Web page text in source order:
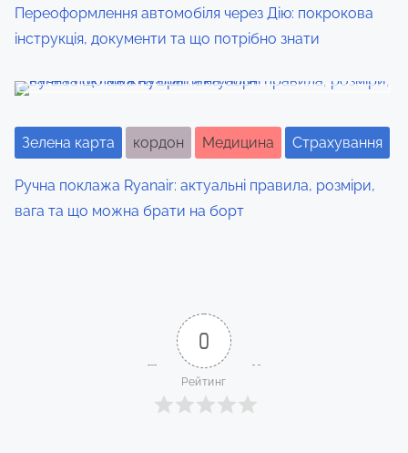
o
n
Переоформлення автомобіля через Дію: покрокова
інструкція, документи та що потрібно знати
Зелена карта кордон Медицина Страхування
Ручна поклажа Ryanair: актуальні правила, розміри,
вага та що можна брати на борт
0
Рейтинг